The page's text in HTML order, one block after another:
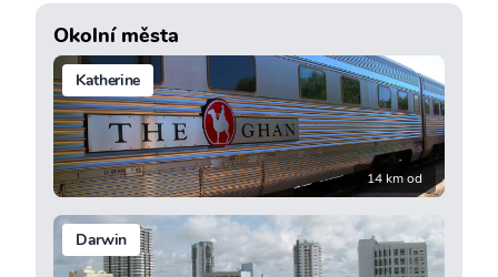
Okolní města
Katherine
14 km od
Darwin